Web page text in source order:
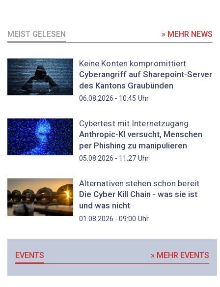
MEIST GELESEN » MEHR NEWS
Keine Konten kompromittiert
Cyberangriff auf Sharepoint-Server
des Kantons Graubünden
06.08.2026 - 10:45 Uhr
Cybertest mit Internetzugang
Anthropic-KI versucht, Menschen
per Phishing zu manipulieren
05.08.2026 - 11:27Uhr
Alternativen stehen schon bereit
Die Cyber Kill Chain - was sie ist
und was nicht
01.08.2026 - 09:00 Uhr
EVENTS » MEHR EVENTS